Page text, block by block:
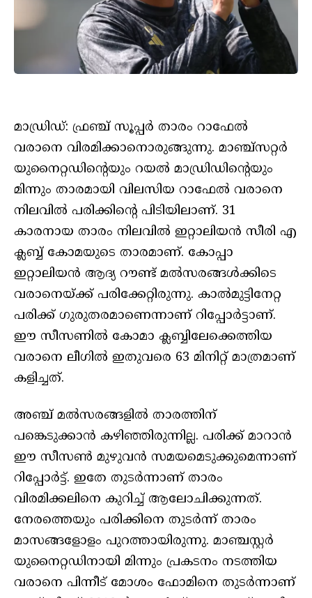
മാഡ്രിഡ്: ഫ്രഞ്ച് സൂപ്പര്‍ താരം റാഫേല്‍
വരാനെ വിരമിക്കാനൊരുങ്ങുന്നു. മാഞ്ച്സറ്റര്‍
യുനൈറ്റഡിന്റെയും റയല്‍ മാഡ്രിഡിന്റെയും
മിന്നും താരമായി വിലസിയ റാഫേല്‍ വരാനെ
നിലവില്‍ പരിക്കിന്റെ പിടിയിലാണ്. 31
കാരനായ താരം നിലവില്‍ ഇറ്റാലിയന്‍ സീരി എ
ക്ലബ്ബ് കോമയുടെ താരമാണ്. കോപ്പാ
ഇറ്റാലിയന്‍ ആദ്യ റൗണ്ട് മല്‍സരങ്ങള്‍ക്കിടെ
വരാനെയ്ക്ക് പരിക്കേറ്റിരുന്നു. കാല്‍മുട്ടിനേറ്റ
പരിക്ക് ഗുരുതരമാണെന്നാണ് റിപ്പോര്‍ട്ടാണ്.
ഈ സീസണില്‍ കോമാ ക്ലബ്ബിലേക്കെത്തിയ
വരാനെ ലീഗില്‍ ഇതുവരെ 63 മിനിറ്റ് മാത്രമാണ്
കളിച്ചത്.
അഞ്ച് മല്‍സരങ്ങളില്‍ താരത്തിന്
പങ്കെടുക്കാന്‍ കഴിഞ്ഞിരുന്നില്ല. പരിക്ക് മാറാന്‍
ഈ സീസണ്‍ മുഴുവന്‍ സമയമെടുക്കുമെന്നാണ്
റിപ്പോര്‍ട്ട്. ഇതേ തുടര്‍ന്നാണ് താരം
വിരമിക്കലിനെ കുറിച്ച് ആലോചിക്കുന്നത്.
നേരത്തെയും പരിക്കിനെ തുടര്‍ന്ന് താരം
മാസങ്ങളോളം പുറത്തായിരുന്നു. മാഞ്ചസ്റ്റര്‍
യുനൈറ്റഡിനായി മിന്നും പ്രകടനം നടത്തിയ
വരാനെ പിന്നീട് മോശം ഫോമിനെ തുടര്‍ന്നാണ്